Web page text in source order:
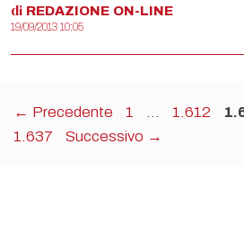
di REDAZIONE ON-LINE
19/09/2013 10:05
← Precedente Pagina
1 … Pagina
1.612
1.637
Successivo →